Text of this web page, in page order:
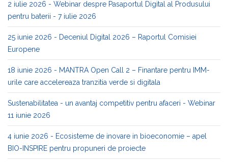
2 iulie 2026 - Webinar despre Pasaportul Digital al Produsului
pentru baterii - 7 iulie 2026
25 iunie 2026 - Deceniul Digital 2026 – Raportul Comisiei
Europene
18 iunie 2026 - MANTRA Open Call 2 – Finantare pentru IMM-
urile care accelereaza tranzitia verde si digitala
Sustenabilitatea - un avantaj competitiv pentru afaceri - Webinar
11 iunie 2026
4 iunie 2026 - Ecosisteme de inovare in bioeconomie – apel
BIO-INSPIRE pentru propuneri de proiecte